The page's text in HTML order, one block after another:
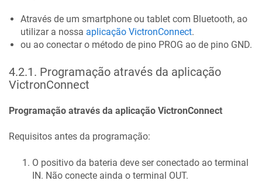
Através de um smartphone ou tablet com Bluetooth, ao
utilizar a nossa aplicação VictronConnect.
ou ao conectar o método de pino PROG ao de pino GND.
4.2.1 . Programação através da aplicação
VictronConnect
Programação através da aplicação VictronConnect
Requisitos antes da programação:
O positivo da bateria deve ser conectado ao terminal
IN. Não conecte ainda o terminal OUT.